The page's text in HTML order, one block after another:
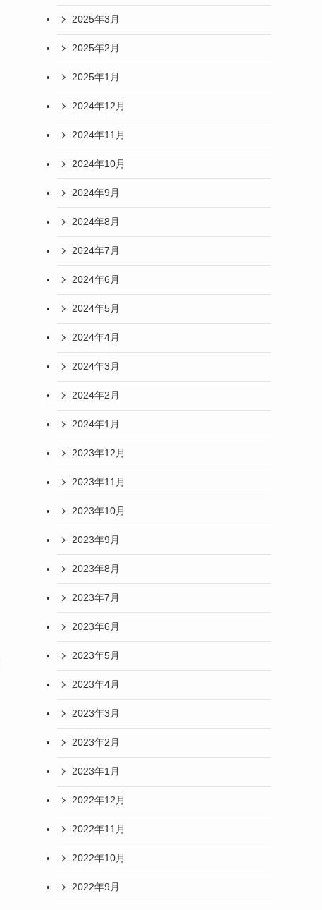
2025年3月
2025年2月
2025年1月
2024年12月
2024年11月
2024年10月
2024年9月
2024年8月
2024年7月
2024年6月
2024年5月
2024年4月
2024年3月
2024年2月
2024年1月
2023年12月
2023年11月
2023年10月
2023年9月
2023年8月
2023年7月
2023年6月
2023年5月
2023年4月
2023年3月
2023年2月
2023年1月
2022年12月
2022年11月
2022年10月
2022年9月